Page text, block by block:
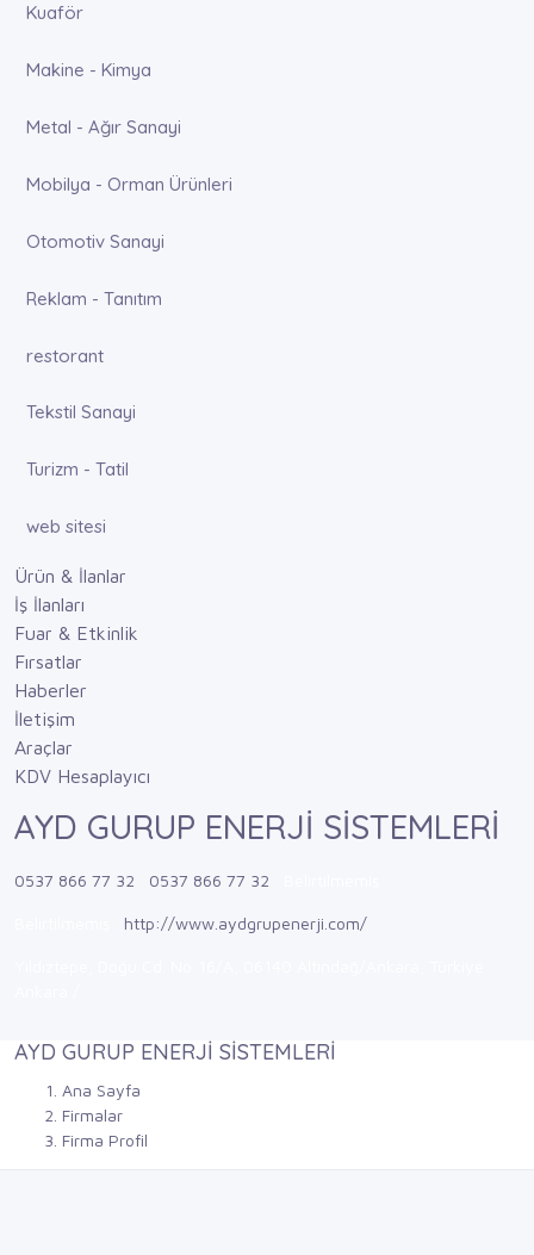
Kuaför
Makine - Kimya
Metal - Ağır Sanayi
Mobilya - Orman Ürünleri
Otomotiv Sanayi
Reklam - Tanıtım
restorant
Tekstil Sanayi
Turizm - Tatil
web sitesi
Ürün & İlanlar
İş İlanları
Fuar & Etkinlik
Fırsatlar
Haberler
İletişim
Araçlar
KDV Hesaplayıcı
AYD GURUP ENERJİ SİSTEMLERİ
0537 866 77 32 0537 866 77 32
http://www.aydgrupenerji.com/
AYD GURUP ENERJİ SİSTEMLERİ
Ana Sayfa
Firmalar
Firma Profil